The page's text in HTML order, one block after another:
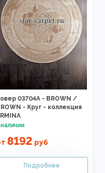
03704A - BROWN /
- Круг - коллекция
8192 руб